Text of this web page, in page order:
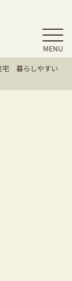
MENU
宅 暮らしやすい